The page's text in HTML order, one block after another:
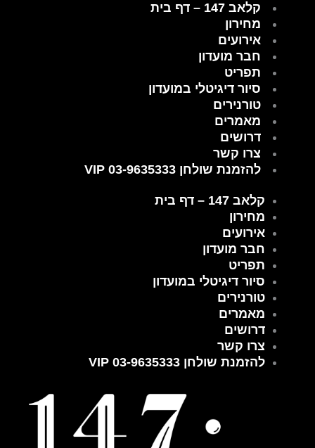
קלאב 147 – דף בית
מחירון
אירועים
חבר מועדון
תפריט
סיור דיגיטלי במועדון
טורנירים
מאמרים
דרושים
צרו קשר
להזמנת שולחן VIP 03-9635333
קלאב 147 – דף בית
מחירון
אירועים
חבר מועדון
תפריט
סיור דיגיטלי במועדון
טורנירים
מאמרים
דרושים
צרו קשר
להזמנת שולחן VIP 03-9635333